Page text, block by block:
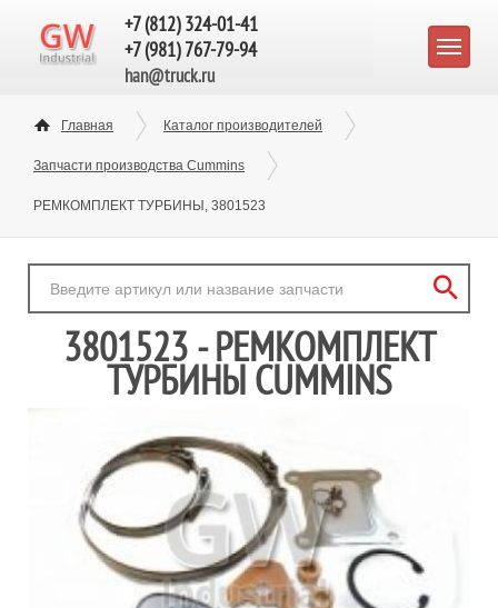
+7 (812) 324-01-41
+7 (981) 767-79-94
han@truck.ru
Главная Каталог производителей
Запчасти производства Cummins
РЕМКОМПЛЕКТ ТУРБИНЫ, 3801523
3801523 - РЕМКОМПЛЕКТ
ТУРБИНЫ CUMMINS